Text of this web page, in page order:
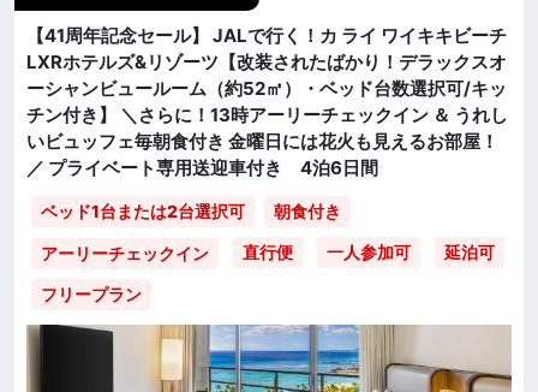
【41周年記念セール】 JALで行く！カ ライ ワイキキビーチ
LXRホテルズ&リゾーツ【改装されたばかり！デラックスオ
ーシャンビュールーム（約52㎡）・ベッド台数選択可/キッ
チン付き】 ＼さらに！13時アーリーチェックイン ＆ うれし
いビュッフェ毎朝食付き 金曜日には花火も見えるお部屋！
／ プライベート専用送迎車付き 4泊6日間
ベッド1台または2台選択可 朝食付き
アーリーチェックイン 直行便 一人参加可 延泊可
フリープラン